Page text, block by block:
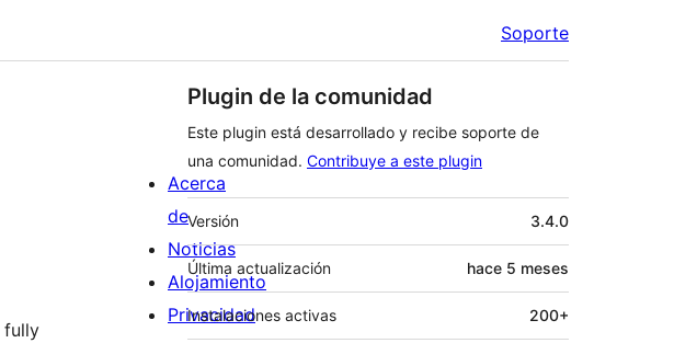
Soporte
Plugin de la comunidad
Este plugin está desarrollado y recibe soporte de
una comunidad. Contribuye a este plugin
Meta
Versión 3.4.0
Última actualización hace 5 meses
Instalaciones activas 200+
Acerca
de
Noticias
Alojamiento
Privacidad